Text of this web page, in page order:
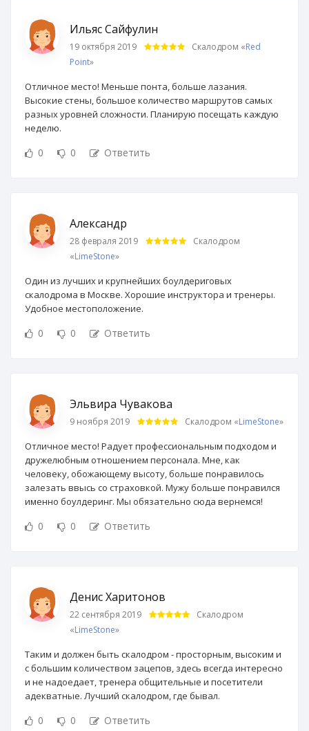
Ильяс Сайфулин
19 октября 2019 Скалодром «Red
Point»
Отличное место! Меньше понта, больше лазания.
Высокие стены, большое количество маршрутов самых
разных уровней сложности. Планирую посещать каждую
неделю.
0 0 Ответить
Александр
28 февраля 2019
Скалодром
«LimeStone»
Один из лучших и крупнейших боулдериговых
скалодрома в Москве. Хорошие инструктора и тренеры.
Удобное местоположение.
0 0 Ответить
Эльвира Чувакова
9 ноября 2019 Скалодром «LimeStone»
Отличное место! Радует профессиональным подходом и
дружелюбным отношением персонала. Мне, как
человеку, обожающему высоту, больше понравилось
залезать ввысь со страховкой. Мужу больше понравился
именно боулдеринг. Мы обязательно сюда вернемся!
0 0 Ответить
Денис Харитонов
22 сентября 2019
Скалодром
«LimeStone»
Таким и должен быть скалодром - просторным, высоким и
с большим количеством зацепов, здесь всегда интересно
и не надоедает, тренера общительные и посетители
адекватные. Лучший скалодром, где бывал.
0 0 Ответить